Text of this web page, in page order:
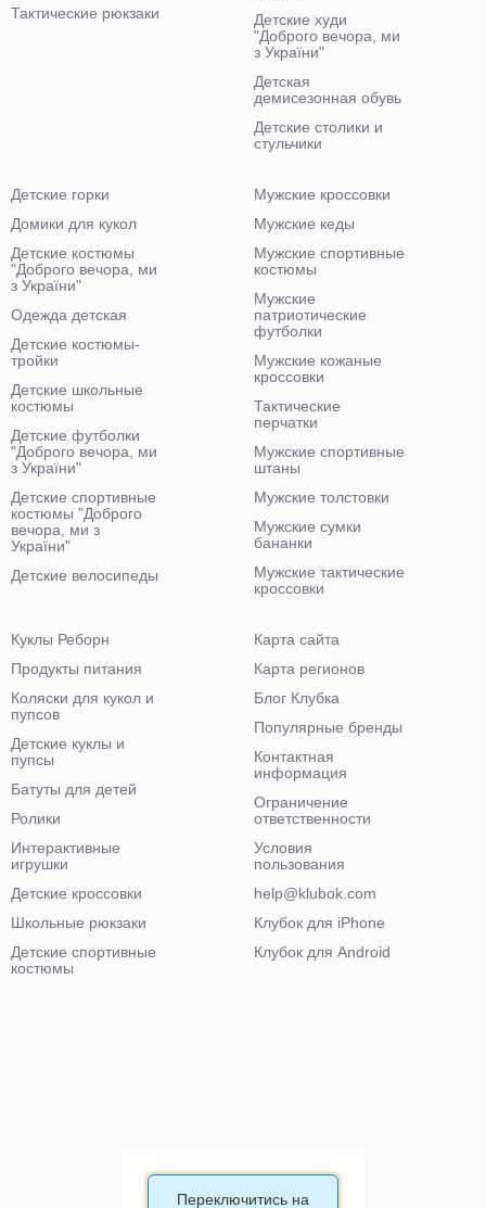
Тактические рюкзаки
Детские худи
"Доброго вечора, ми
з України"
Детская
демисезонная обувь
Детские столики и
стульчики
Детские горки
Домики для кукол
Детские костюмы
"Доброго вечора, ми
з України"
Одежда детская
Детские костюмы-
тройки
Детские школьные
костюмы
Детские футболки
"Доброго вечора, ми
з України"
Детские спортивные
костюмы "Доброго
вечора, ми з
України"
Детские велосипеды
Мужские кроссовки
Мужские кеды
Мужские спортивные
костюмы
Мужские
патриотические
футболки
Мужские кожаные
кроссовки
Тактические
перчатки
Мужские спортивные
штаны
Мужские толстовки
Мужские сумки
бананки
Мужские тактические
кроссовки
Куклы Реборн
Продукты питания
Коляски для кукол и
пупсов
Детские куклы и
пупсы
Батуты для детей
Ролики
Интерактивные
игрушки
Детские кроссовки
Школьные рюкзаки
Детские спортивные
костюмы
Карта сайта
Карта регионов
Блог Клубка
Популярные бренды
Контактная
информация
Ограничение
ответственности
Условия
пользования
help@klubok.com
Клубок для iPhone
Клубок для Android
Переключитись на